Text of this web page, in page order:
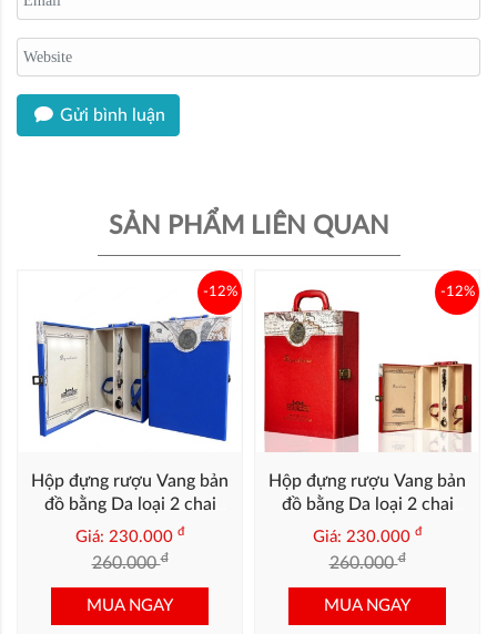
Gửi bình luận
SẢN PHẨM LIÊN QUAN
Hộp đựng rượu Vang bản
đồ bằng Da loại 2 chai
màu Xanh dương
Giá: 230.000 đ
260.000đ
-12%
MUA NGAY
Hộp đựng rượu Vang bản
đồ bằng Da loại 2 chai
màu Đỏ
Giá: 230.000 đ
260.000đ
-12%
MUA NGAY